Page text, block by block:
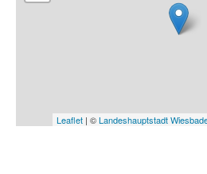
Leaflet | ©Landeshauptstadt